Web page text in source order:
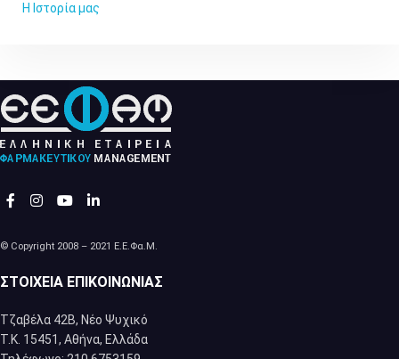
Η Ιστορία μας
© Copyright 2008 – 2021 Ε.Ε.Φα.Μ.
ΣΤΟΙΧΕΊΑ ΕΠΙΚΟΙΝΩΝΊΑΣ
Τζαβέλα 42Β, Νέο Ψυχικό
Τ.Κ. 15451, Αθήνα, Eλλάδα